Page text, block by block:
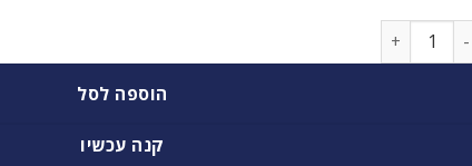
כמות של מיקרופון קונדנסר Rode M2
הוספה לסל
קנה עכשיו